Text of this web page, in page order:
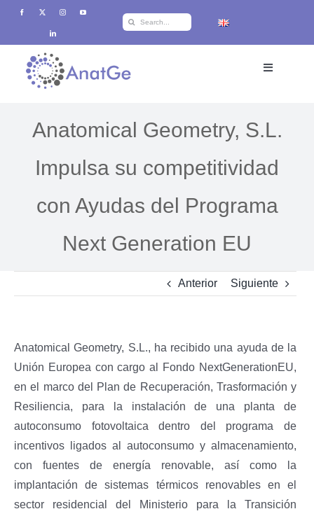
Saltar
contenido
Buscar:
Toggle
Formación
i+d+i
Sobre Anatge
Distribuidores
Contacto
Anatomical Geometry, S.L.
Impulsa su competitividad
con Ayudas del Programa
Next Generation EU
Anterior Siguiente
Anatomical Geometry, S.L., ha recibido una ayuda de la
Unión Europea con cargo al Fondo NextGenerationEU,
en el marco del Plan de Recuperación, Trasformación y
Resiliencia, para la instalación de una planta de
autoconsumo fotovoltaica dentro del programa de
incentivos ligados al autoconsumo y almacenamiento,
con fuentes de energía renovable, así como la
implantación de sistemas térmicos renovables en el
sector residencial del Ministerio para la Transición